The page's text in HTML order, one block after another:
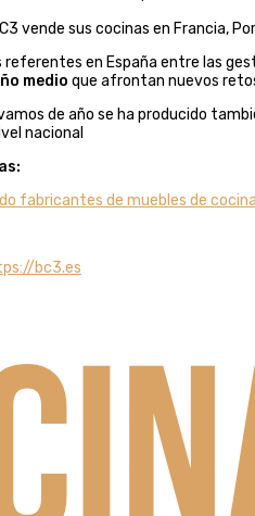
vende sus cocinas en Francia,
referentes en España entre las
medio que afrontan nuevos
de año se ha producido
nacional
fabricantes de muebles de
bc3.es